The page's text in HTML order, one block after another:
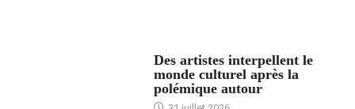
Des artistes interpellent le
monde culturel après la
polémique autour